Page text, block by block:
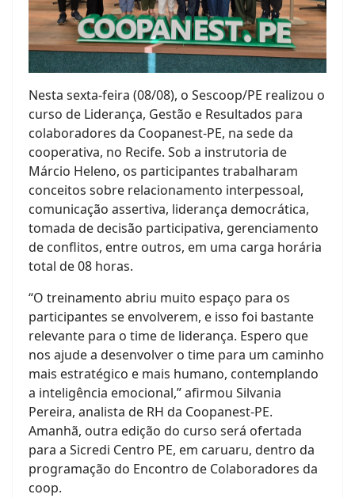
Nesta sexta-feira (08/08), o Sescoop/PE realizou o
curso de Liderança, Gestão e Resultados para
colaboradores da Coopanest-PE, na sede da
cooperativa, no Recife. Sob a instrutoria de
Márcio Heleno, os participantes trabalharam
conceitos sobre relacionamento interpessoal,
comunicação assertiva, liderança democrática,
tomada de decisão participativa, gerenciamento
de conflitos, entre outros, em uma carga horária
total de 08 horas.
“O treinamento abriu muito espaço para os
participantes se envolverem, e isso foi bastante
relevante para o time de liderança. Espero que
nos ajude a desenvolver o time para um caminho
mais estratégico e mais humano, contemplando
a inteligência emocional,” afirmou Silvania
Pereira, analista de RH da Coopanest-PE.
Amanhã, outra edição do curso será ofertada
para a Sicredi Centro PE, em caruaru, dentro da
programação do Encontro de Colaboradores da
coop.